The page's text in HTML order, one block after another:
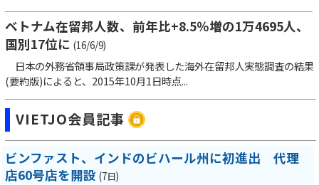
ベトナム在留邦人数、前年比+8.5％増の1万4695人、
国別17位に (16/6/9)
日本の外務省領事局政策課が発表した海外在留邦人実態調査の結果
(要約版)によると、2015年10月1日時点...
VIETJO会員記事
ビンファスト、インドのビハール州に初進出 代理
店60号店を開設 (7日)